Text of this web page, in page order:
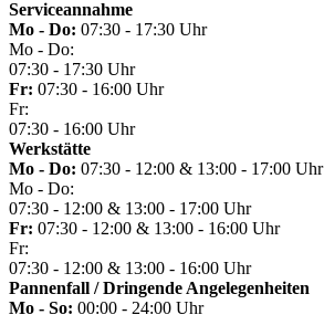
Serviceannahme
Mo - Do: 07:30 - 17:30 Uhr
Mo - Do:
07:30 - 17:30 Uhr
Fr: 07:30 - 16:00 Uhr
Fr:
07:30 - 16:00 Uhr
Werkstätte
Mo - Do: 07:30 - 12:00 & 13:00 - 17:00 Uhr
Mo - Do:
07:30 - 12:00 & 13:00 - 17:00 Uhr
Fr: 07:30 - 12:00 & 13:00 - 16:00 Uhr
Fr:
07:30 - 12:00 & 13:00 - 16:00 Uhr
Pannenfall / Dringende Angelegenheiten
Mo - So: 00:00 - 24:00 Uhr